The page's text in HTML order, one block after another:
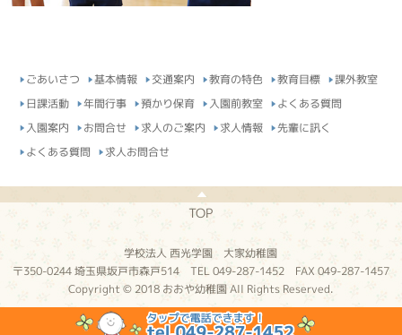
ごあいさつ 基本情報 交通案内 教育の特色 教育目標
課外教室
日課活動
年間行事 預かり保育 入園前教室 よくある質問
入園案内 お問合せ 求人のご案内 求人情報 先輩に訊く
よくある質問 求人お問合せ
TOP
学校法人 西光学園 大家幼稚園
〒350-0244 埼玉県坂戸市森戸514 TEL 049-287-1452 FAX 049-287-1457
Copyright © 2018 おおや幼稚園 All Rights Reserved.